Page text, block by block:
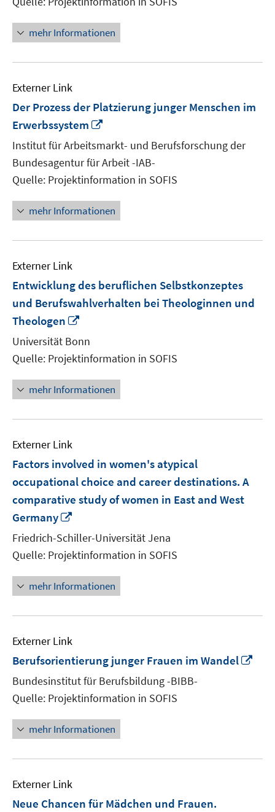
mehr Informationen
Externer Link
Der Prozess der Platzierung junger Menschen im
Erwerbssystem
neuem
Fenster
öffnen
Institut für Arbeitsmarkt- und Berufsforschung der
Bundesagentur für Arbeit -IAB-
Quelle: Projektinformation in SOFIS
mehr Informationen
Externer Link
Entwicklung des beruflichen Selbstkonzeptes
und Berufswahlverhalten bei Theologinnen und
Theologen
Fenster
öffnen
Universität Bonn
Quelle: Projektinformation in SOFIS
mehr Informationen
Externer Link
Factors involved in women's atypical
occupational choice and career destinations. A
comparative study of women in East and West
Germany
neuem
Fenster
öffnen
Friedrich-Schiller-Universität Jena
Quelle: Projektinformation in SOFIS
mehr Informationen
Externer Link
Berufsorientierung junger Frauen im Wandel
Bundesinstitut für Berufsbildung -BIBB-
Quelle: Projektinformation in SOFIS
mehr Informationen
Externer Link
Neue Chancen für Mädchen und Frauen.